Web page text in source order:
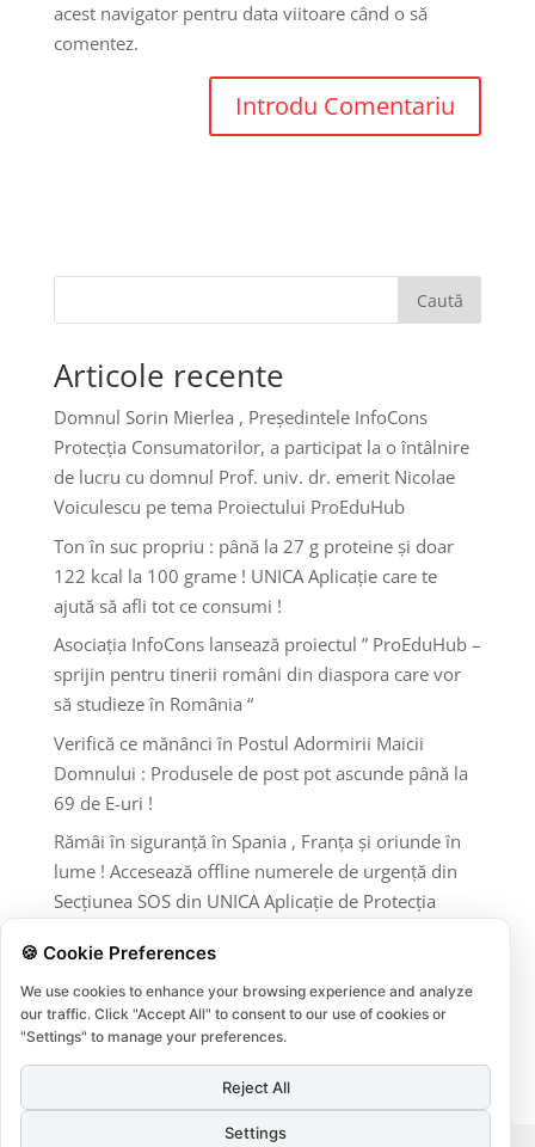
acest navigator pentru data viitoare când o să
comentez.
Caută
Articole recente
Domnul Sorin Mierlea , Președintele InfoCons
Protecția Consumatorilor, a participat la o întâlnire
de lucru cu domnul Prof. univ. dr. emerit Nicolae
Voiculescu pe tema Proiectului ProEduHub
Ton în suc propriu : până la 27 g proteine și doar
122 kcal la 100 grame ! UNICA Aplicație care te
ajută să afli tot ce consumi !
Asociația InfoCons lansează proiectul ” ProEduHub –
sprijin pentru tinerii români din diaspora care vor
să studieze în România “
Verifică ce mănânci în Postul Adormirii Maicii
Domnului : Produsele de post pot ascunde până la
69 de E-uri !
Rămâi în siguranță în Spania , Franța și oriunde în
lume ! Accesează offline numerele de urgență din
Secțiunea SOS din UNICA Aplicație de Protecția
Comentarii recente
Niciun comentariu de arătat.
🍪 Cookie Preferences
We use cookies to enhance your browsing experience and analyze
our traffic. Click "Accept All" to consent to our use of cookies or
"Settings" to manage your preferences.
Reject All
Settings